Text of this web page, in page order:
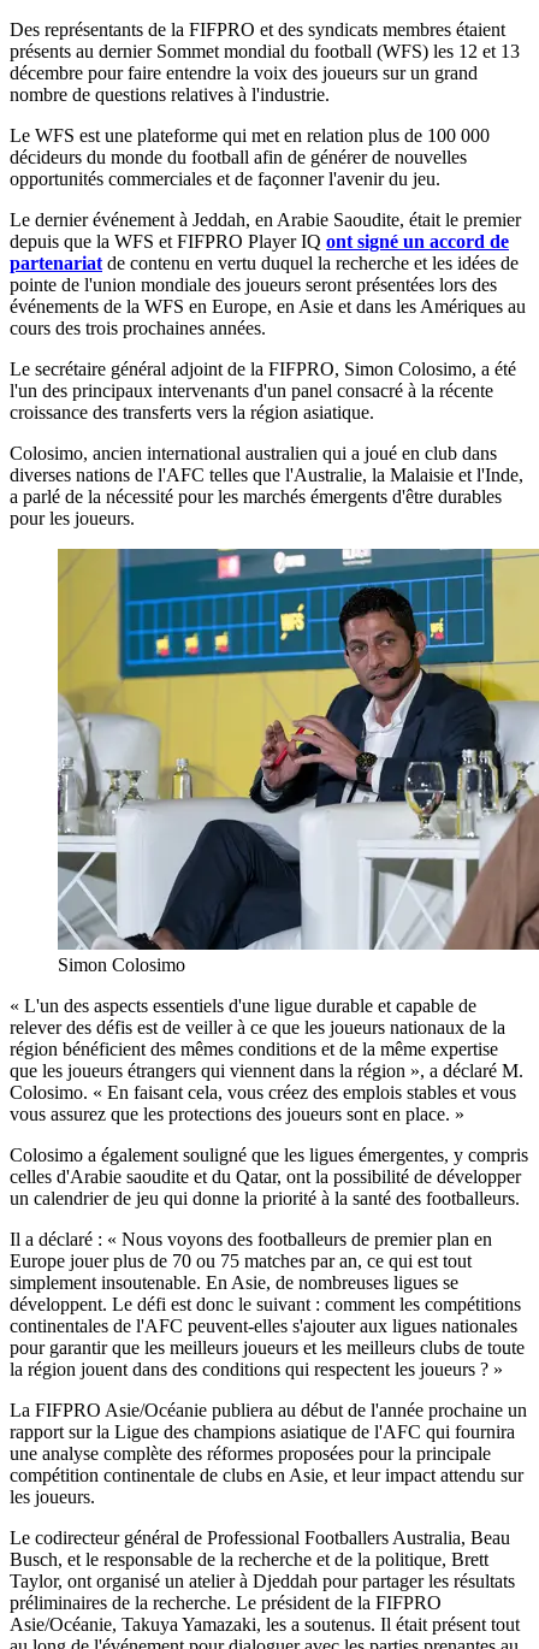
Des représentants de la FIFPRO et des syndicats membres étaient
présents au dernier Sommet mondial du football (WFS) les 12 et 13
décembre pour faire entendre la voix des joueurs sur un grand
nombre de questions relatives à l'industrie.
Le WFS est une plateforme qui met en relation plus de 100 000
décideurs du monde du football afin de générer de nouvelles
opportunités commerciales et de façonner l'avenir du jeu.
Le dernier événement à Jeddah, en Arabie Saoudite, était le premier
depuis que la WFS et FIFPRO Player IQ ont signé un accord de
partenariat de contenu en vertu duquel la recherche et les idées de
pointe de l'union mondiale des joueurs seront présentées lors des
événements de la WFS en Europe, en Asie et dans les Amériques au
cours des trois prochaines années.
Le secrétaire général adjoint de la FIFPRO, Simon Colosimo, a été
l'un des principaux intervenants d'un panel consacré à la récente
croissance des transferts vers la région asiatique.
Colosimo, ancien international australien qui a joué en club dans
diverses nations de l'AFC telles que l'Australie, la Malaisie et l'Inde,
a parlé de la nécessité pour les marchés émergents d'être durables
pour les joueurs.
Simon Colosimo
« L'un des aspects essentiels d'une ligue durable et capable de
relever des défis est de veiller à ce que les joueurs nationaux de la
région bénéficient des mêmes conditions et de la même expertise
que les joueurs étrangers qui viennent dans la région », a déclaré M.
Colosimo. « En faisant cela, vous créez des emplois stables et vous
vous assurez que les protections des joueurs sont en place. »
Colosimo a également souligné que les ligues émergentes, y compris
celles d'Arabie saoudite et du Qatar, ont la possibilité de développer
un calendrier de jeu qui donne la priorité à la santé des footballeurs.
Il a déclaré : « Nous voyons des footballeurs de premier plan en
Europe jouer plus de 70 ou 75 matches par an, ce qui est tout
simplement insoutenable. En Asie, de nombreuses ligues se
développent. Le défi est donc le suivant : comment les compétitions
continentales de l'AFC peuvent-elles s'ajouter aux ligues nationales
pour garantir que les meilleurs joueurs et les meilleurs clubs de toute
la région jouent dans des conditions qui respectent les joueurs ? »
La FIFPRO Asie/Océanie publiera au début de l'année prochaine un
rapport sur la Ligue des champions asiatique de l'AFC qui fournira
une analyse complète des réformes proposées pour la principale
compétition continentale de clubs en Asie, et leur impact attendu sur
les joueurs.
Le codirecteur général de Professional Footballers Australia, Beau
Busch, et le responsable de la recherche et de la politique, Brett
Taylor, ont organisé un atelier à Djeddah pour partager les résultats
préliminaires de la recherche. Le président de la FIFPRO
Asie/Océanie, Takuya Yamazaki, les a soutenus. Il était présent tout